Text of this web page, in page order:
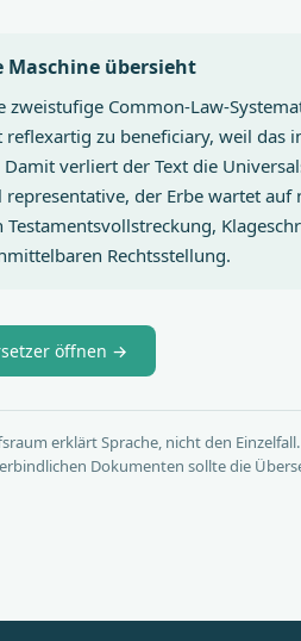
Maschine übersieht
zweistufige Common-Law-
reflexartig zu beneficiary, weil das
verliert der Text die
representative, der Erbe wartet
Testamentsvollstreckung,
Rechtsstellung.
öffnen →
erklärt Sprache, nicht den
Dokumenten sollte die